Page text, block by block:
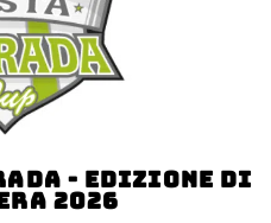
- EDIZIONE DI
2026